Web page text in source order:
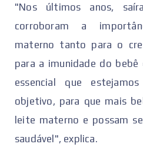
"Nos últimos anos,
corroboram a
materno tanto para o
para a imunidade do
essencial que
objetivo, para que mais
leite materno e possam
saudável", explica.